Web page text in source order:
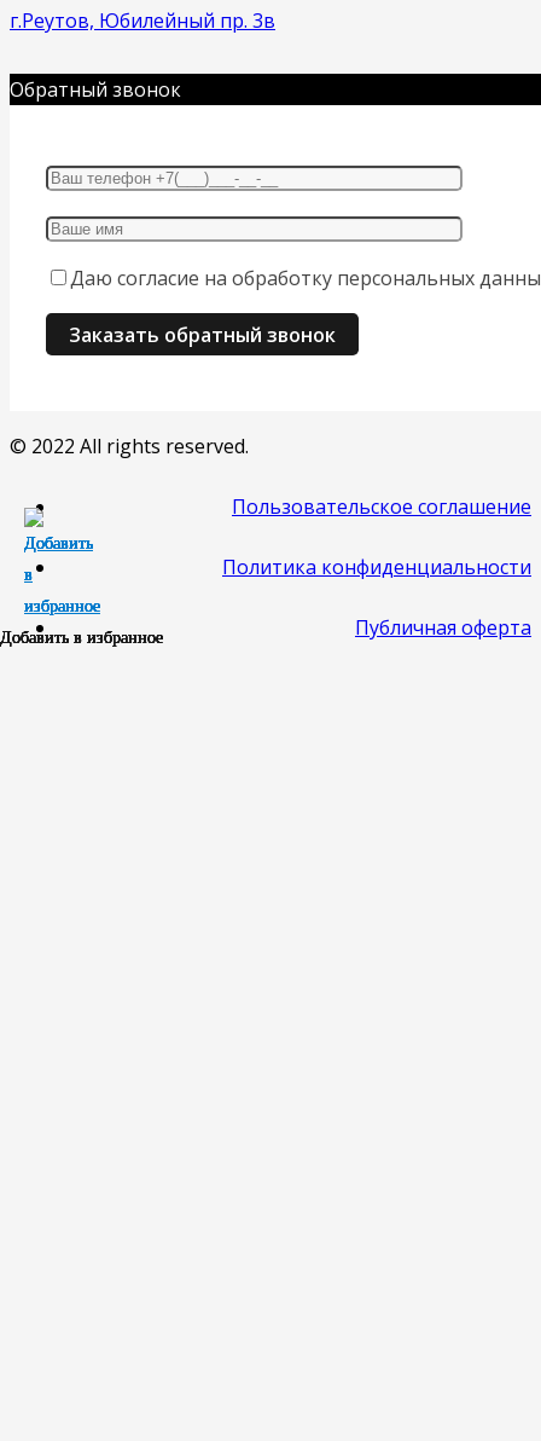
Добавить в избранное
Добавить в избранное
Добавить в избранное
Добавить в избранное
Добавить в избранное
Добавить в избранное
Добавить в избранное
Добавить в избранное
г.Реутов, Юбилейный пр. 3в
Обратный звонок
Даю согласие на обработку персональных
© 2022 All rights reserved.
Пользовательское соглашение
Политика конфиденциальности
Публичная оферта